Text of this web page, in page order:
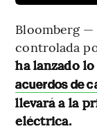
Bloomberg —
controlada
ha lanzado
acuerdos de
llevará a la
eléctrica.